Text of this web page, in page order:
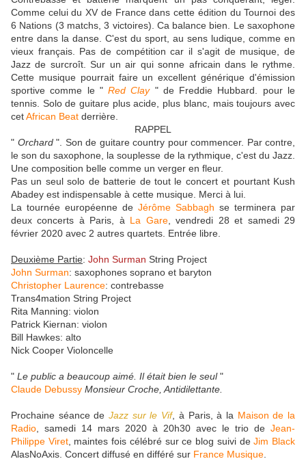
Comme celui du XV de France dans cette édition du Tournoi des
6 Nations (3 matchs, 3 victoires). Ca balance bien. Le saxophone
entre dans la danse. C'est du sport, au sens ludique, comme en
vieux français. Pas de compétition car il s'agit de musique, de
Jazz de surcroît. Sur un air qui sonne africain dans le rythme.
Cette musique pourrait faire un excellent générique d'émission
sportive comme le "Red Clay" de Freddie Hubbard. pour le
tennis. Solo de guitare plus acide, plus blanc, mais toujours avec
cetAfrican Beat derrière.
RAPPEL
" Orchard". Son de guitare country pour commencer. Par contre,
le son du saxophone, la souplesse de la rythmique, c'est du Jazz.
Une composition belle comme un verger en fleur.
Pas un seul solo de batterie de tout le concert et pourtant Kush
Abadey est indispensable à cette musique. Merci à lui.
La tournée européenne de Jérôme Sabbagh se terminera par
deux concerts à Paris, à La Gare, vendredi 28 et samedi 29
février 2020 avec 2 autres quartets. Entrée libre.
Deuxième Partie: John Surman String Project
John Surman: saxophones soprano et baryton
Christopher Laurence: contrebasse
Trans4mation String Project
Rita Manning: violon
Patrick Kiernan: violon
Bill Hawkes: alto
Nick Cooper Violoncelle
" Le public a beaucoup aimé. Il était bien le seul"
Claude Debussy Monsieur Croche, Antidilettante.
Prochaine séance deJazz sur le Vif, à Paris, à la Maison de la
Radio , samedi 14 mars 2020 à 20h30 avec le trio de Jean-
Philippe Viret, maintes fois célébré sur ce blog suivi deJim Black
AlasNoAxis. Concert diffusé en différé sur France Musique